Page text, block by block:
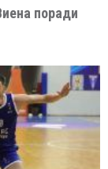
поради